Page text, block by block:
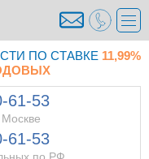
ПО СТАВКЕ 11,99%
61-53
61-53